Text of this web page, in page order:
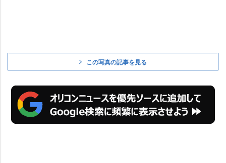
この写真の記事を見る